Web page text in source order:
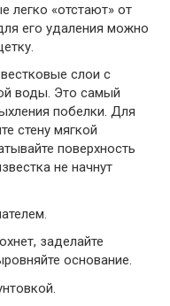
легко «отстают» от
его удаления можно
слои с
воды. Это самый
побелки. Для
стену мягкой
поверхность
не начнут
заделайте
основание.